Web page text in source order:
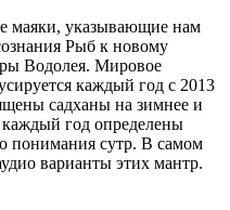
маяки, указывающие нам
Рыб к новому
Водолея. Мировое
каждый год с 2013
садханы на зимнее и
каждый год определены
понимания сутр. В самом
варианты этих мантр.